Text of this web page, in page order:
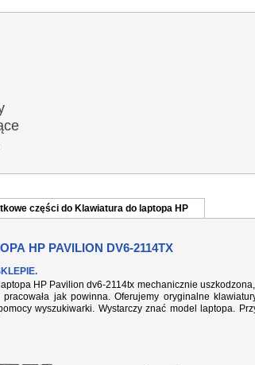
części do Klawiatura do laptopa HP
HP PAVILION DV6-2114TX
HP Pavilion dv6-2114tx mechanicznie
jak powinna. Oferujemy oryginalne
wyszukiwarki. Wystarczy znać model laptopa.